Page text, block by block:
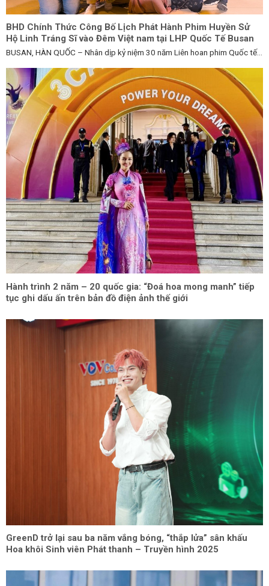
BHD Chính Thức Công Bố Lịch Phát Hành Phim Huyền Sử
Hộ Linh Tráng Sĩ vào Đêm Việt nam tại LHP Quốc Tế Busan
BUSAN, HÀN QUỐC – Nhân dịp kỷ niệm 30 năm Liên hoan phim Quốc tế...
Hành trình 2 năm – 20 quốc gia: “Đoá hoa mong manh” tiếp
tục ghi dấu ấn trên bản đồ điện ảnh thế giới
GreenD trở lại sau ba năm vắng bóng, “thắp lửa” sân khấu
Hoa khôi Sinh viên Phát thanh – Truyền hình 2025